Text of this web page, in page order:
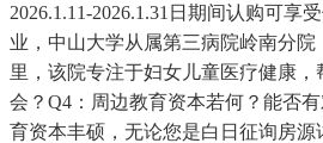
2026.1.11-2026.1.31日期间认购可享
业，中山大学从属第三病院岭南分院
里，该院专注于妇女儿童医疗健康
会？Q4：周边教育资本若何？能否
育资本丰硕，无论您是白日征询房